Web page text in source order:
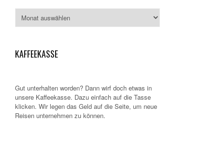
KAFFEEKASSE
Gut unterhalten worden? Dann wirf doch etwas in
unsere Kaffeekasse. Dazu einfach auf die Tasse
klicken. Wir legen das Geld auf die Seite, um neue
Reisen unternehmen zu können.